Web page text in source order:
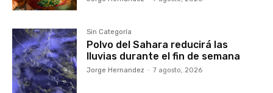
Sin Categoría
Polvo del Sahara reducirá las
lluvias durante el fin de semana
Jorge Hernandez - 7 agosto, 2026